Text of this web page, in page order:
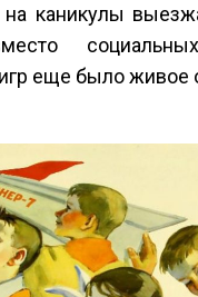
на каникулы
еще было живое